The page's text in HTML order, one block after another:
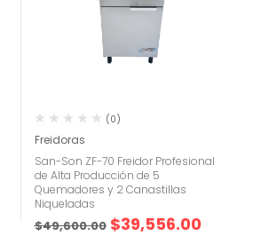
(0)
Freidoras
San-Son ZF-70 Freidor Profesional
de Alta Producción de 5
Quemadores y 2 Canastillas
Niqueladas
$49,600.00 $39,556.00